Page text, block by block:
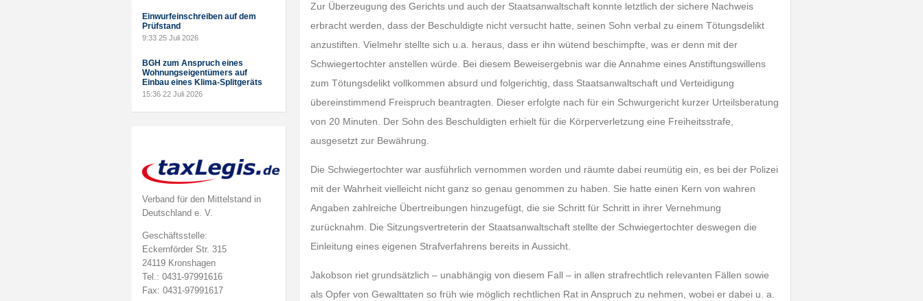
Einwurfeinschreiben auf dem
Prüfstand
9:33 25 Juli 2026
BGH zum Anspruch eines
Wohnungseigentümers auf
Einbau eines Klima-Splitgeräts
15:36 22 Juli 2026
Verband für den Mittelstand in
Deutschland e. V.
Geschäftsstelle:
Eckernförder Str. 315
24119 Kronshagen
Tel.: 0431-97991616
Fax: 0431-97991617
Zur Überzeugung des Gerichts und auch der Staatsanwaltschaft konnte letztlich der sichere Nachweis
erbracht werden, dass der Beschuldigte nicht versucht hatte, seinen Sohn verbal zu einem Tötungsdelikt
anzustiften. Vielmehr stellte sich u.a. heraus, dass er ihn wütend beschimpfte, was er denn mit der
Schwiegertochter anstellen würde. Bei diesem Beweisergebnis war die Annahme eines Anstiftungswillens
zum Tötungsdelikt vollkommen absurd und folgerichtig, dass Staatsanwaltschaft und Verteidigung
übereinstimmend Freispruch beantragten. Dieser erfolgte nach für ein Schwurgericht kurzer Urteilsberatung
von 20 Minuten. Der Sohn des Beschuldigten erhielt für die Körperverletzung eine Freiheitsstrafe,
ausgesetzt zur Bewährung.
Die Schwiegertochter war ausführlich vernommen worden und räumte dabei reumütig ein, es bei der Polizei
mit der Wahrheit vielleicht nicht ganz so genau genommen zu haben. Sie hatte einen Kern von wahren
Angaben zahlreiche Übertreibungen hinzugefügt, die sie Schritt für Schritt in ihrer Vernehmung
zurücknahm. Die Sitzungsvertreterin der Staatsanwaltschaft stellte der Schwiegertochter deswegen die
Einleitung eines eigenen Strafverfahrens bereits in Aussicht.
Jakobson riet grundsätzlich – unabhängig von diesem Fall – in allen strafrechtlich relevanten Fällen sowie
als Opfer von Gewalttaten so früh wie möglich rechtlichen Rat in Anspruch zu nehmen, wobei er dabei u. a.